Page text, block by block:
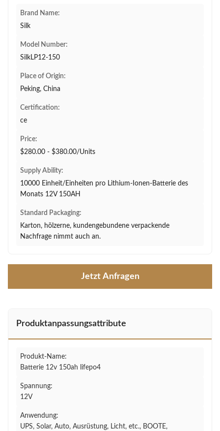
Brand Name:
Silk
Model Number:
SilkLP12-150
Place of Origin:
Peking, China
Certification:
ce
Price:
$280.00 - $380.00/Units
Supply Ability:
10000 Einheit/Einheiten pro Lithium-Ionen-Batterie des
Monats 12V 150AH
Standard Packaging:
Karton, hölzerne, kundengebundene verpackende
Nachfrage nimmt auch an.
Jetzt Anfragen
Produktanpassungsattribute
Produkt-Name:
Batterie 12v 150ah lifepo4
Spannung:
12V
Anwendung:
UPS, Solar, Auto, Ausrüstung, Licht, etc., BOOTE,